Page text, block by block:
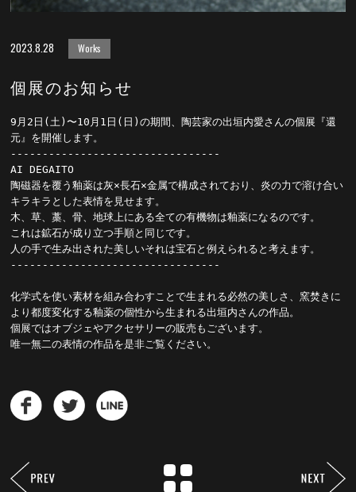
2023.8.28 Works
個展のお知らせ
9月2日(土)〜10月1日(日)の期間、陶芸家の出垣内愛さんの個展『還
元』を開催します。
---------------------------------
AI DEGAITO
陶磁器を覆う釉薬は灰×長石×金属で構成されており、炎の力で溶け合い
キラキラとした表情を見せます。
木、草、藁、骨、地球上にある全ての有機物は釉薬になるのです。
これは鉱石が成り立つ手順と同じです。
人の手で生み出された美しいそれは宝石と例えられると考えます。
---------------------------------
化学式を使い素材を組み合わすことで生まれる必然の美しさ、窯焚きに
より都度変化する釉薬の個性から生まれる出垣内さんの作品。
個展ではオブジェやアクセサリーの販売もございます。
唯一無二の表情の作品を是非ご覧ください。